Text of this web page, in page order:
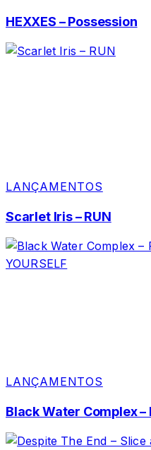
HEXXES – Possession
LANÇAMENTOS
Scarlet Iris – RUN
LANÇAMENTOS
Black Water Complex –